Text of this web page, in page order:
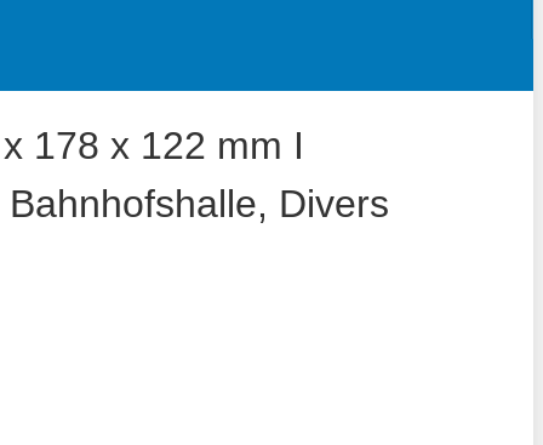
178 x 122 mm I
Divers